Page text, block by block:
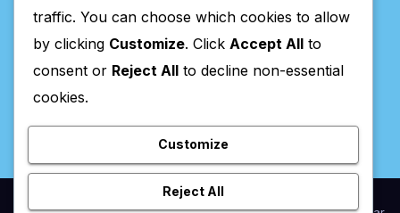
Valpaços Online
traffic. You can choose which cookies to allow
by clicking Customize. Click Accept All to
consent or Reject All to decline non-essential
cookies.
Customize
Reject All